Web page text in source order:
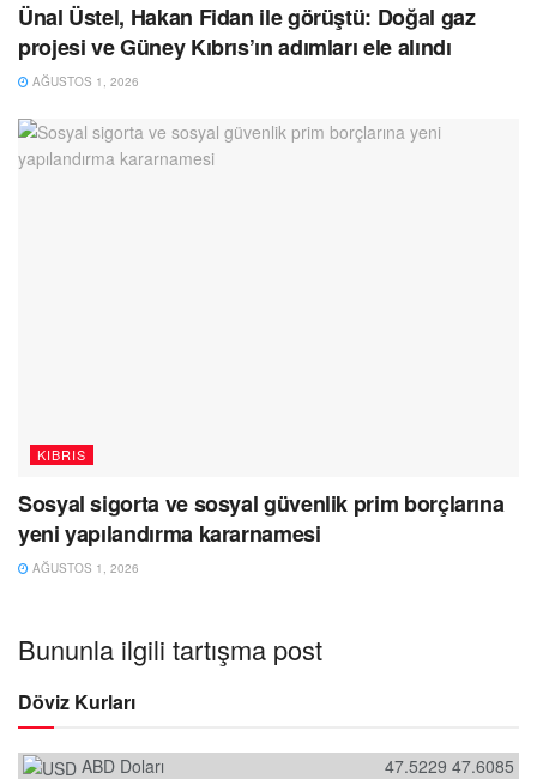
Ünal Üstel, Hakan Fidan ile görüştü: Doğal gaz
projesi ve Güney Kıbrıs’ın adımları ele alındı
AĞUSTOS 1, 2026
KIBRIS
Sosyal sigorta ve sosyal güvenlik prim borçlarına
yeni yapılandırma kararnamesi
AĞUSTOS 1, 2026
Bununla ilgili tartışma post
Döviz Kurları
ABD Doları 47.6085
47.5229